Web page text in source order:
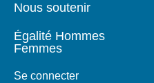
Nous soutenir
Égalité Hommes
Femmes
Se connecter